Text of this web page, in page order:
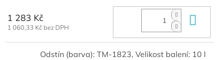
1 283 Kč
1 060,33 Kč bez DPH
Odstín (barva): TM-1823, Velikost balení: 10 l